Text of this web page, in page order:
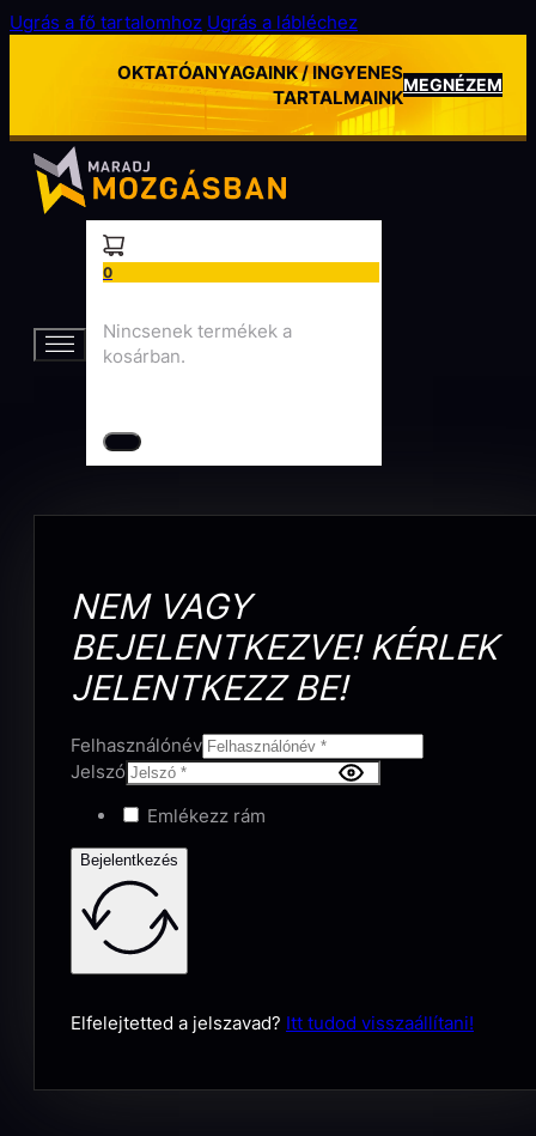
Ugrás a fő tartalomhoz Ugrás a lábléchez
OKTATÓANYAGAINK / INGYENES
TARTALMAINK
MEGNÉZEM
0
Nincsenek termékek a
kosárban.
NEM VAGY
BEJELENTKEZVE! KÉRLEK
JELENTKEZZ BE!
Felhasználónév
Jelszó
Emlékezz rám
Bejelentkezés
Elfelejtetted a jelszavad? Itt tudod visszaállítani!